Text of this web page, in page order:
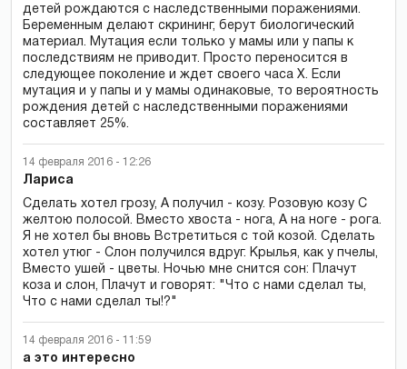
детей рождаются с наследственными поражениями.
Беременным делают скрининг, берут биологический
материал. Мутация если только у мамы или у папы к
последствиям не приводит. Просто переносится в
следующее поколение и ждет своего часа Х. Если
мутация и у папы и у мамы одинаковые, то вероятность
рождения детей с наследственными поражениями
составляет 25%.
14 февраля 2016 - 12:26
Лариса
Сделать хотел грозу, А получил - козу. Розовую козу С
желтою полосой. Вместо хвоста - нога, А на ноге - рога.
Я не хотел бы вновь Встретиться с той козой. Сделать
хотел утюг - Слон получился вдруг. Крылья, как у пчелы,
Вместо ушей - цветы. Ночью мне снится сон: Плачут
коза и слон, Плачут и говорят: "Что с нами сделал ты,
Что с нами сделал ты!?"
14 февраля 2016 - 11:59
а это интересно